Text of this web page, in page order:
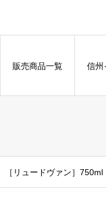
販売商品一覧 信州
［リュードヴァン］750ml